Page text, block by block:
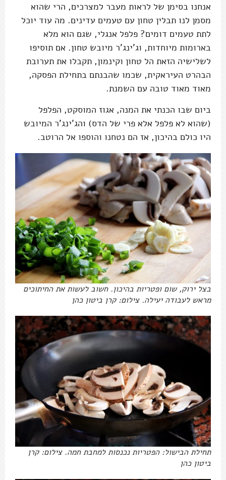
אנחנו בסימן של לראות מעבר למצרכים, הרי שהוא
מסמן לנו תבלין טחון עם טעמים עדינים. מה עוד יוכל
לתת טעמים דומים? פלפל אנגלי, שגם הוא מלא
בארומות מיוחדות, וג'ינג'ר מיובש טחון. אם תוסיפו
לשלישיה הזאת הל טחון וקינמון, תקבלו את תערובת
הבהרט העיראקית, שכמו שהבנתם בתחילת הפסקה,
מאוד מאוד טובה עם השמנת.
ביום שבו הכנתי את המנה, אגוז המוסקט, הפלפל
(שהוא לא פלפל אלא פרי של הדס) והג'ינג'ר המיובש
היו כולם בהיכון, אז הם נטחנו והוספו אל הרוטב.
בצל ירוק, שום ופטריות בהיכון. חשוב לעשות את החיתוכים
מראש לעבודה יעילה. צילום: קרן ביטון כהן
תחילת הבישול: הפטריות נכנסות למחבת חמה. צילום: קרן
ביטון כהן